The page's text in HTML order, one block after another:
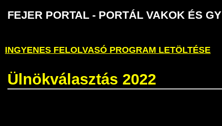
FEJER PORTAL - PORTÁL VAKOK ÉS
INGYENES FELOLVASÓ PROGRAM LETÖLTÉSE
Ülnökválasztás 2022